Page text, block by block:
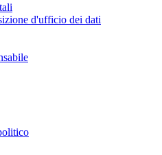
d'ufficio dei dati